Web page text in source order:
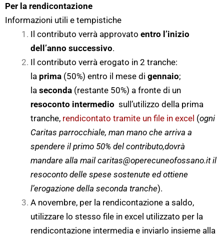
Per la rendicontazione
Informazioni utili e tempistiche
Il contributo verrà approvato entro l’inizio
dell’anno successivo.
Il contributo verrà erogato in 2 tranche:
la prima (50%) entro il mese di gennaio;
la seconda (restante 50%) a fronte di un
resoconto intermedio sull’utilizzo della prima
tranche, rendicontato tramite un file in excel (ogni
Caritas parrocchiale, man mano che arriva a
spendere il primo 50% del contributo,dovrà
mandare alla mail caritas@operecuneofossano.itil
resoconto delle spese sostenute ed ottiene
l’erogazione della seconda tranche).
A novembre, per la rendicontazione a saldo,
utilizzare lo stesso file in excel utilizzato per la
rendicontazione intermedia e inviarlo insieme alla